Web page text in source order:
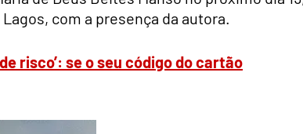
com a presença da autora.
risco’: se o seu código do cartão